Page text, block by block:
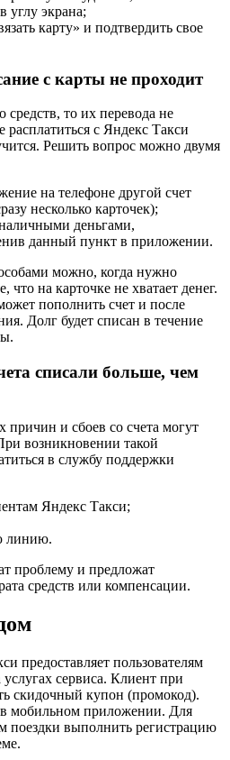
углу экрана;
карту» и подтвердить свое
с карты не проходит
средств, то их перевода не
расплатиться с Яндекс Такси
Решить вопрос можно двумя
на телефоне другой счет
несколько карточек);
деньгами,
данный пункт в приложении.
можно, когда нужно
что на карточке не хватает денег.
пополнить счет и после
Долг будет списан в течение
списали больше, чем
причин и сбоев со счета могут
возникновении такой
в службу поддержки
Яндекс Такси;
линию.
проблему и предложат
средств или компенсации.
предоставляет пользователям
сервиса. Клиент при
скидочный купон (промокод).
мобильном приложении. Для
поездки выполнить регистрацию